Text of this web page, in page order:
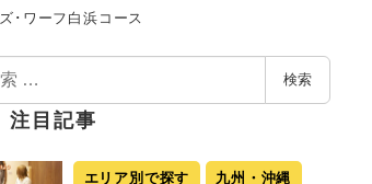
･ワーフ白浜コース
検索
注目記事
エリア別で探す 九州・沖縄